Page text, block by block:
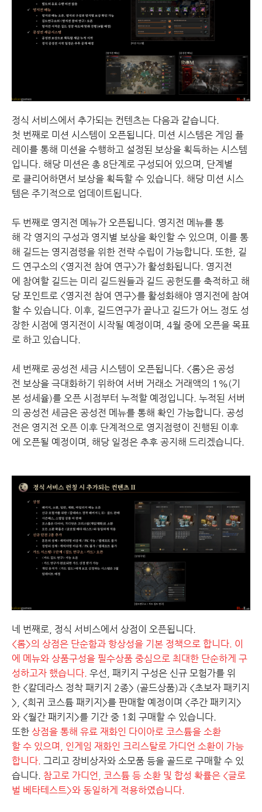
정식 서비스에서 추가되는 컨텐츠는 다음과 같습니다.
첫 번째로 미션 시스템이 오픈됩니다. 미션 시스템은 게임 플
레이를 통해 미션을 수행하고 설정된 보상을 획득하는 시스템
입니다. 해당 미션은 총 8단계로 구성되어 있으며, 단계별
로 클리어하면서 보상을 획득할 수 있습니다. 해당 미션 시스
템은 주기적으로 업데이트됩니다.
두 번째로 영지전 메뉴가 오픈됩니다. 영지전 메뉴를 통
해 각 영지의 구성과 영지별 보상을 확인할 수 있으며, 이를 통
해 길드는 영지점령을 위한 전략 수립이 가능합니다. 또한, 길
드 연구소의 <영지전 참여 연구>가 활성화됩니다. 영지전
에 참여할 길드는 미리 길드원들과 길드 공헌도를 축적하고 해
당 포인트로 <영지전 참여 연구>를 활성화해야 영지전에 참여
할 수 있습니다. 이후, 길드연구가 끝나고 길드가 어느 정도 성
장한 시점에 영지전이 시작될 예정이며, 4월 중에 오픈을 목표
로 하고 있습니다.
세 번째로 공성전 세금 시스템이 오픈됩니다. <롬>은 공성
전 보상을 극대화하기 위하여 서버 거래소 거래액의 1%(기
본 성세율)를 오픈 시점부터 누적할 예정입니다. 누적된 서버
의 공성전 세금은 공성전 메뉴를 통해 확인 가능합니다. 공성
전은 영지전 오픈 이후 단계적으로 영지점령이 진행된 이후
에 오픈될 예정이며, 해당 일정은 추후 공지해 드리겠습니다.
네 번째로, 정식 서비스에서 상점이 오픈됩니다.
<롬>의 상점은 단순함과 항상성을 기본 정책으로 합니다. 이
에 메뉴와 상품구성을 필수상품 중심으로 최대한 단순하게 구
성하고자 했습니다. 우선, 패키지 구성은 신규 모험가를 위
한 <칼데라스 정착 패키지 2종> (골드상품)과 <초보자 패키지
>, <희귀 코스튬 패키지>를 판매할 예정이며 <주간 패키지>
와 <월간 패키지>를 기간 중 1회 구매할 수 있습니다.
또한 상점을 통해 유료 재화인 다이아로 코스튬을 소환
할 수 있으며, 인게임 재화인 크리스탈로 가디언 소환이 가능
합니다. 그리고 장비상자와 소모품 등을 골드로 구매할 수 있
습니다. 참고로 가디언, 코스튬 등 소환 및 합성 확률은 <글로
벌 베타테스트>와 동일하게 적용하였습니다.